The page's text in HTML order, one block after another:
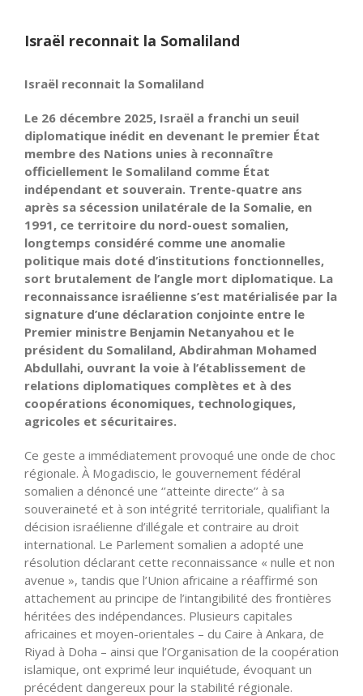
Israël reconnait la Somaliland
Israël reconnait la Somaliland
Le 26 décembre 2025, Israël a franchi un seuil
diplomatique inédit en devenant le premier État
membre des Nations unies à reconnaître
officiellement le Somaliland comme État
indépendant et souverain. Trente-quatre ans
après sa sécession unilatérale de la Somalie, en
1991, ce territoire du nord-ouest somalien,
longtemps considéré comme une anomalie
politique mais doté d’institutions fonctionnelles,
sort brutalement de l’angle mort diplomatique. La
reconnaissance israélienne s’est matérialisée par la
signature d’une déclaration conjointe entre le
Premier ministre Benjamin Netanyahou et le
président du Somaliland, Abdirahman Mohamed
Abdullahi, ouvrant la voie à l’établissement de
relations diplomatiques complètes et à des
coopérations économiques, technologiques,
agricoles et sécuritaires.
Ce geste a immédiatement provoqué une onde de choc
régionale. À Mogadiscio, le gouvernement fédéral
somalien a dénoncé une ‘’atteinte directe’’ à sa
souveraineté et à son intégrité territoriale, qualifiant la
décision israélienne d’illégale et contraire au droit
international. Le Parlement somalien a adopté une
résolution déclarant cette reconnaissance « nulle et non
avenue », tandis que l’Union africaine a réaffirmé son
attachement au principe de l’intangibilité des frontières
héritées des indépendances. Plusieurs capitales
africaines et moyen-orientales – du Caire à Ankara, de
Riyad à Doha – ainsi que l’Organisation de la coopération
islamique, ont exprimé leur inquiétude, évoquant un
précédent dangereux pour la stabilité régionale.